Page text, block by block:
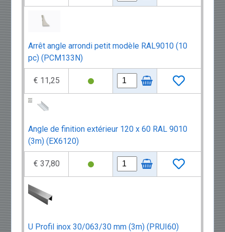
Arrêt angle arrondi petit modèle RAL9010 (10
pc) (PCM133N)
€ 11,25
Angle de finition extérieur 120 x 60 RAL 9010
(3m) (EX6120)
€ 37,80
U Profil inox 30/063/30 mm (3m) (PRUI60)